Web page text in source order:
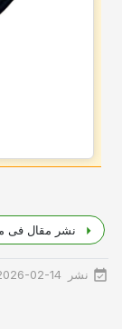
نشر مقال فی
نشر 02-14 19:33:25